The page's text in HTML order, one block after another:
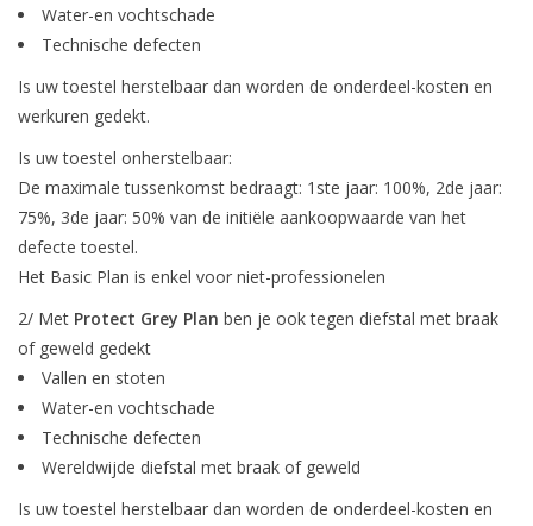
Water-en vochtschade
Technische defecten
Is uw toestel herstelbaar dan worden de onderdeel-kosten en
werkuren gedekt.
Is uw toestel onherstelbaar:
De maximale tussenkomst bedraagt: 1ste jaar: 100%, 2de jaar:
75%, 3de jaar: 50% van de initiële aankoopwaarde van het
defecte toestel.
Het Basic Plan is enkel voor niet-professionelen
2/ Met Protect Grey Plan ben je ook tegen diefstal met braak
of geweld gedekt
Vallen en stoten
Water-en vochtschade
Technische defecten
Wereldwijde diefstal met braak of geweld
Is uw toestel herstelbaar dan worden de onderdeel-kosten en